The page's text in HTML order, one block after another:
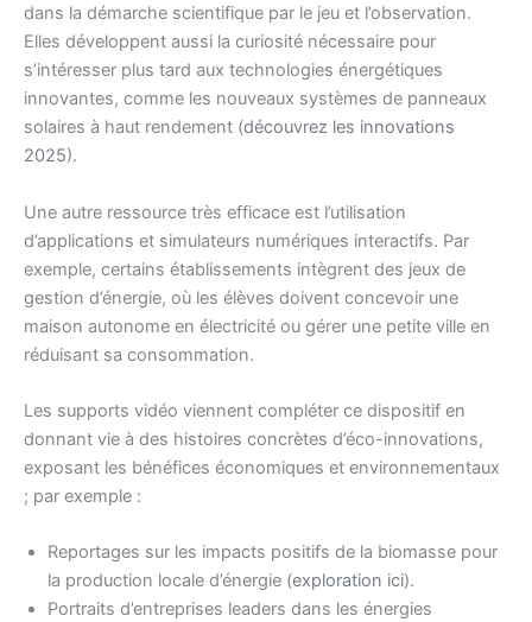
dans la démarche scientifique par le jeu et l’observation.
Elles développent aussi la curiosité nécessaire pour
s’intéresser plus tard aux technologies énergétiques
innovantes, comme les nouveaux systèmes de panneaux
solaires à haut rendement (découvrez les innovations
2025).
Une autre ressource très efficace est l’utilisation
d’applications et simulateurs numériques interactifs. Par
exemple, certains établissements intègrent des jeux de
gestion d’énergie, où les élèves doivent concevoir une
maison autonome en électricité ou gérer une petite ville en
réduisant sa consommation.
Les supports vidéo viennent compléter ce dispositif en
donnant vie à des histoires concrètes d’éco-innovations,
exposant les bénéfices économiques et environnementaux
; par exemple :
Reportages sur les impacts positifs de la biomasse pour
la production locale d’énergie (exploration ici).
Portraits d’entreprises leaders dans les énergies